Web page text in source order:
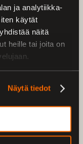
ja analytiikka-
käytät
näitä
heille tai joita on
Näytä tiedot